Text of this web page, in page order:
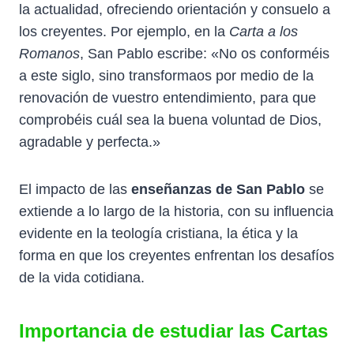
la actualidad, ofreciendo orientación y consuelo a
los creyentes. Por ejemplo, en la Carta a los
Romanos, San Pablo escribe: «No os conforméis
a este siglo, sino transformaos por medio de la
renovación de vuestro entendimiento, para que
comprobéis cuál sea la buena voluntad de Dios,
agradable y perfecta.»
El impacto de las enseñanzas de San Pablo se
extiende a lo largo de la historia, con su influencia
evidente en la teología cristiana, la ética y la
forma en que los creyentes enfrentan los desafíos
de la vida cotidiana.
Importancia de estudiar las Cartas